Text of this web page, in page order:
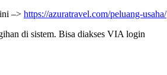
–> https://azuratravel.com/peluang-usaha/
di sistem. Bisa diakses VIA login